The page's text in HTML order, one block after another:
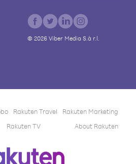
© 2026Viber Media S.à r.l.
Rakuten Travel
Rakuten Marketing
Rakuten TV About Rakuten